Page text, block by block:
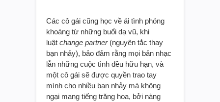
Các cô gái cũng học về ái tình phóng
khoáng từ những buổi dạ vũ, khi
luật change partner(nguyên tắc thay
bạn nhảy), bảo đảm rằng mọi bản nhạc
lẫn những cuộc tình đều hữu hạn, và
một cô gái sẽ được quyền trao tay
mình cho nhiều bạn nhảy mà không
ngại mang tiếng trăng hoa, bởi nàng